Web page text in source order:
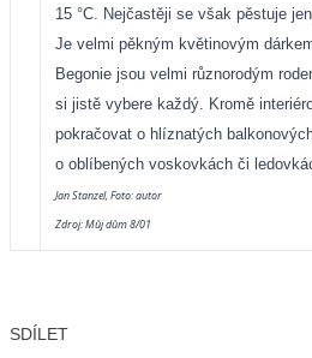
15 °C. Nejčastěji se však pěstuje
Je velmi pěkným květinovým
Begonie jsou velmi různorodým
si jistě vybere každý. Kromě
pokračovat o hlíznatých
o oblíbených voskovkách či
Jan Stanzel, Foto: autor
Zdroj: Můj dům 8/01
SDÍLET